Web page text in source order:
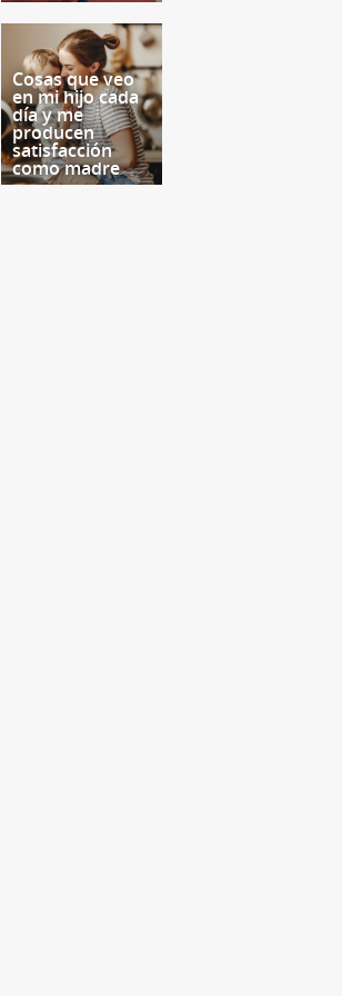
Cosas que veo
en mi hijo cada
día y me
producen
satisfacción
como madre